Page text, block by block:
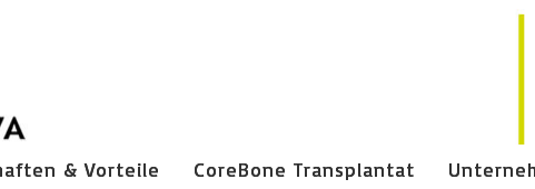
& Vorteile CoreBone Transplantat